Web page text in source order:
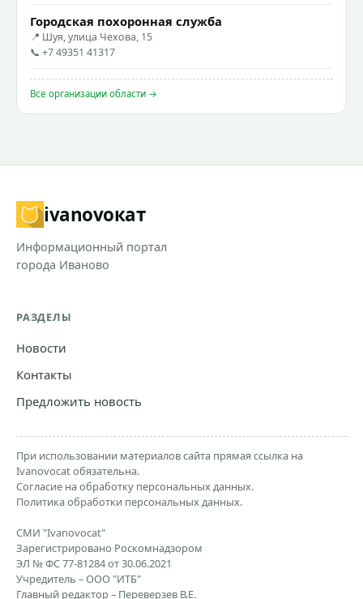
Городская похоронная служба
📍 Шуя, улица Чехова, 15
📞 +7 49351 41317
Все организации области →
ivanovoкат
Информационный портал
города Иваново
РАЗДЕЛЫ
Новости
Контакты
Предложить новость
При использовании материалов сайта прямая ссылка на
Ivanovocat обязательна.
Согласие на обработку персональных данных.
Политика обработки персональных данных.
СМИ "Ivanovocat"
Зарегистрировано Роскомнадзором
ЭЛ № ФС 77-81284 от 30.06.2021
Учредитель – ООО "ИТБ"
Главный редактор – Переверзев В.Е.